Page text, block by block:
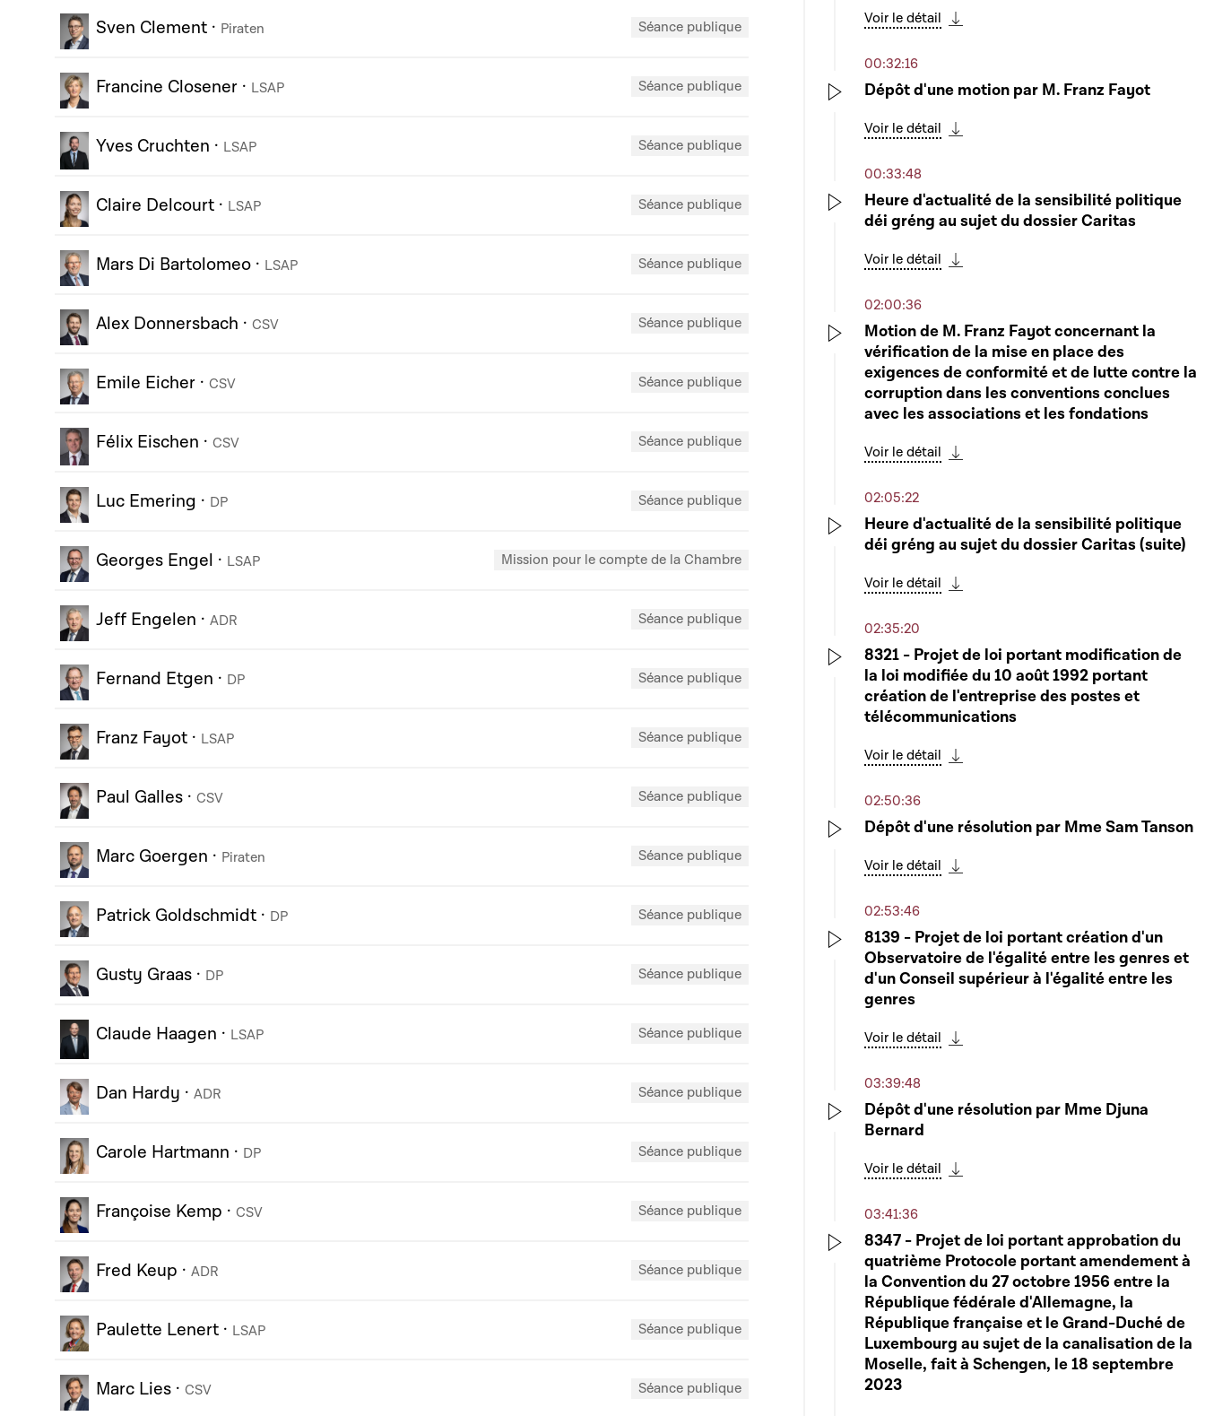
Sven Clement · Piraten Séance publique
Francine Closener · LSAP Séance publique
Yves Cruchten · LSAP Séance publique
Claire Delcourt · LSAP Séance publique
Mars Di Bartolomeo · LSAP Séance publique
Alex Donnersbach · CSV Séance publique
Emile Eicher · CSV Séance publique
Félix Eischen · CSV Séance publique
Luc Emering · DP Séance publique
Georges Engel · LSAP Mission pour le compte de la Chambre
Jeff Engelen · ADR Séance publique
Fernand Etgen · DP Séance publique
Franz Fayot · LSAP Séance publique
Paul Galles · CSV Séance publique
Marc Goergen · Piraten Séance publique
Patrick Goldschmidt · DP Séance publique
Gusty Graas · DP Séance publique
Claude Haagen · LSAP Séance publique
Dan Hardy · ADR Séance publique
Carole Hartmann · DP Séance publique
Françoise Kemp · CSV Séance publique
Fred Keup · ADR Séance publique
Paulette Lenert · LSAP Séance publique
Marc Lies · CSV Séance publique
Voir le détail
00:32:16
Dépôt d'une motion par M. Franz Fayot
Voir le détail
Play
00:33:48
Heure d'actualité de la sensibilité politique
déi gréng au sujet du dossier Caritas
Voir le détail
02:00:36
Motion de M. Franz Fayot concernant la
vérification de la mise en place des
exigences de conformité et de lutte contre la
corruption dans les conventions conclues
avec les associations et les fondations
Voir le détail
02:05:22
Heure d'actualité de la sensibilité politique
déi gréng au sujet du dossier Caritas (suite)
Voir le détail
02:35:20
8321 - Projet de loi portant modification de
la loi modifiée du 10 août 1992 portant
création de l'entreprise des postes et
télécommunications
Voir le détail
Play
02:50:36
Dépôt d'une résolution par Mme Sam Tanson
Voir le détail
Play
02:53:46
8139 - Projet de loi portant création d'un
Observatoire de l'égalité entre les genres et
d'un Conseil supérieur à l'égalité entre les
genres
Voir le détail
03:39:48
Dépôt d'une résolution par Mme Djuna
Bernard
Voir le détail
Play
03:41:36
8347 - Projet de loi portant approbation du
quatrième Protocole portant amendement à
la Convention du 27 octobre 1956 entre la
République fédérale d'Allemagne, la
République française et le Grand-Duché de
Luxembourg au sujet de la canalisation de la
Moselle, fait à Schengen, le 18 septembre
2023
Play